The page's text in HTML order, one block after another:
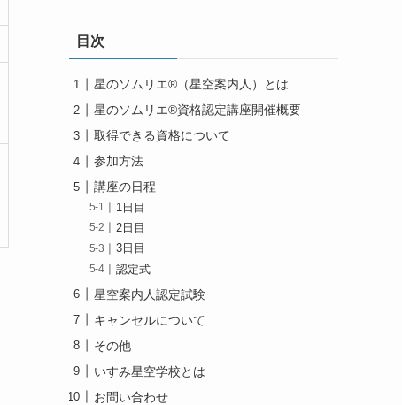
目次
星のソムリエ®（星空案内人）とは
星のソムリエ®資格認定講座開催概要
取得できる資格について
参加方法
講座の日程
1日目
2日目
3日目
認定式
星空案内人認定試験
キャンセルについて
その他
いすみ星空学校とは
お問い合わせ